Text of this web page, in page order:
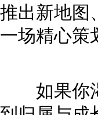
推出新地图
一场精心策
如果你渴